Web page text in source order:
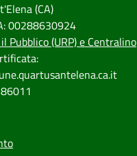
(CA)
00288630924
Pubblico (URP) e Centralino